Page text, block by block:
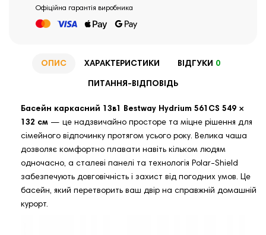
Офіційна гарантія виробника
ОПИС ХАРАКТЕРИСТИКИ ВІДГУКИ 0
ПИТАННЯ-ВІДПОВІДЬ
Басейн каркасний 13в1 Bestway Hydrium 561CS 549 ×
132 см — це надзвичайно просторе та міцне рішення для
сімейного відпочинку протягом усього року. Велика чаша
дозволяє комфортно плавати навіть кільком людям
одночасно, а сталеві панелі та технологія Polar‑Shield
забезпечують довговічність і захист від погодних умов. Це
басейн, який перетворить ваш двір на справжній домашній
курорт.